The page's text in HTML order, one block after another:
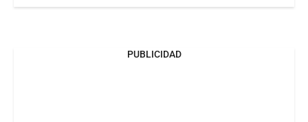
PUBLICIDAD